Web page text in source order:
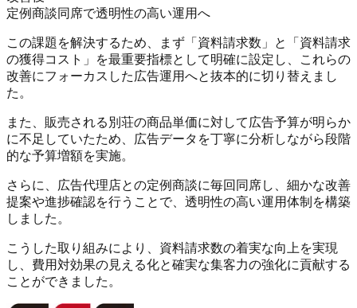
定例商談同席で透明性の高い運用へ
この課題を解決するため、まず 「資料請求数」と「資料請求
の獲得コスト」を最重要指標として明確に設定 し、これらの
改善にフォーカスした広告運用へと抜本的に切り替えまし
た。
また、販売される別荘の商品単価に対して広告予算が明らか
に不足していたため、広告データを丁寧に分析しながら段階
的な予算増額を実施。
さらに、
広告代理店との定例商談に毎回同席し、細かな改善
提案や進捗確認を行うことで、透明性の高い運用体制を構築
しました。
こうした取り組みにより、 資料請求数の着実な向上を実現
し、費用対効果の見える化と確実な集客力の強化に貢献する
ことができました。